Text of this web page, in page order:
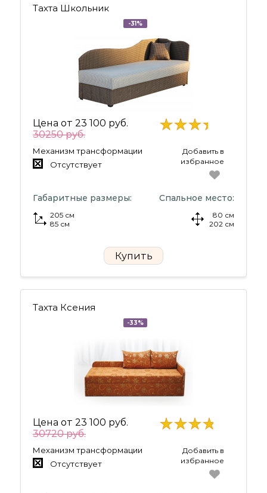
Тахта Школьник
-31%
Цена от 23 100 руб.
30250 руб.
Механизм трансформации
Отсутствует
Добавить в
избранное
Габаритные размеры:
205 см
85 см
Спальное место:
80 см
202 см
Купить
Тахта Ксения
-33%
Цена от 23 100 руб.
30720 руб.
Механизм трансформации
Отсутствует
Добавить в
избранное